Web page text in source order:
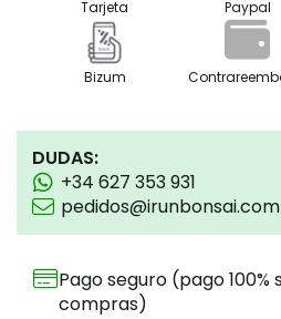
Tarjeta Paypal
Bizum
DUDAS:
+34 627 353 931
pedidos@irunbonsai.com
Pago seguro (pago
compras)